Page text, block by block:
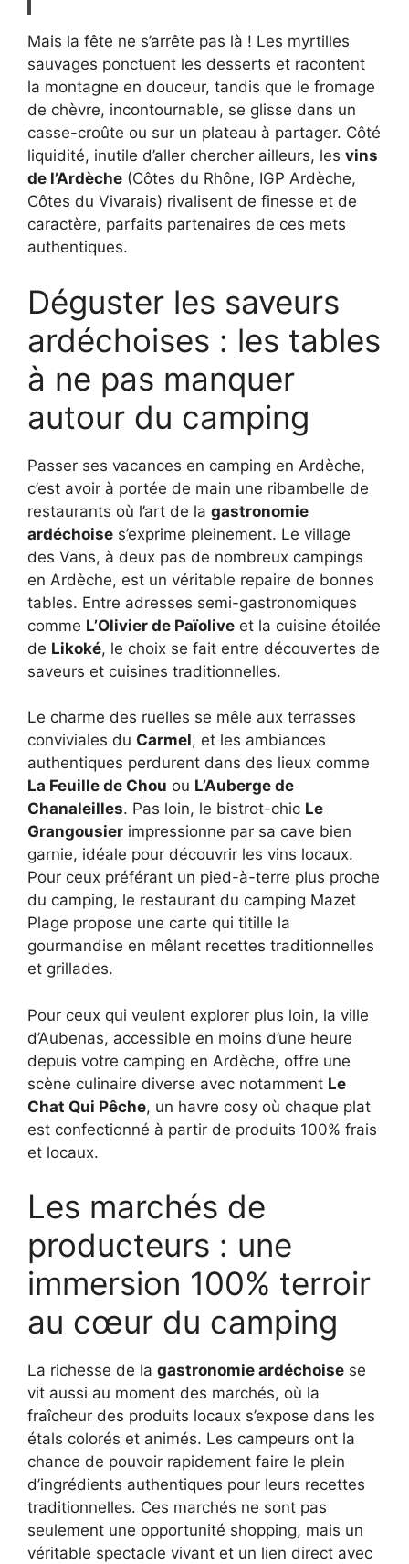
Mais la fête ne s’arrête pas là ! Les myrtilles
sauvages ponctuent les desserts et racontent
la montagne en douceur, tandis que le fromage
de chèvre, incontournable, se glisse dans un
casse-croûte ou sur un plateau à partager. Côté
liquidité, inutile d’aller chercher ailleurs, les vins
de l’Ardèche (Côtes du Rhône, IGP Ardèche,
Côtes du Vivarais) rivalisent de finesse et de
caractère, parfaits partenaires de ces mets
authentiques.
Déguster les saveurs
ardéchoises : les tables
à ne pas manquer
autour du camping
Passer ses vacances en camping en Ardèche,
c’est avoir à portée de main une ribambelle de
restaurants où l’art de la gastronomie
ardéchoise s’exprime pleinement. Le village
des Vans, à deux pas de nombreux campings
en Ardèche, est un véritable repaire de bonnes
tables. Entre adresses semi-gastronomiques
comme L’Olivier de Païolive et la cuisine étoilée
de Likoké, le choix se fait entre découvertes de
saveurs et cuisines traditionnelles.
Le charme des ruelles se mêle aux terrasses
conviviales du Carmel, et les ambiances
authentiques perdurent dans des lieux comme
La Feuille de Chou ou L’Auberge de
Chanaleilles. Pas loin, le bistrot-chic Le
Grangousier impressionne par sa cave bien
garnie, idéale pour découvrir les vins locaux.
Pour ceux préférant un pied-à-terre plus proche
du camping, le restaurant du camping Mazet
Plage propose une carte qui titille la
gourmandise en mêlant recettes traditionnelles
et grillades.
Pour ceux qui veulent explorer plus loin, la ville
d’Aubenas, accessible en moins d’une heure
depuis votre camping en Ardèche, offre une
scène culinaire diverse avec notamment Le
Chat Qui Pêche, un havre cosy où chaque plat
est confectionné à partir de produits 100% frais
et locaux.
Les marchés de
producteurs : une
immersion 100% terroir
au cœur du camping
La richesse de la gastronomie ardéchoise se
vit aussi au moment des marchés, où la
fraîcheur des produits locaux s’expose dans les
étals colorés et animés. Les campeurs ont la
chance de pouvoir rapidement faire le plein
d’ingrédients authentiques pour leurs recettes
traditionnelles. Ces marchés ne sont pas
seulement une opportunité shopping, mais un
véritable spectacle vivant et un lien direct avec